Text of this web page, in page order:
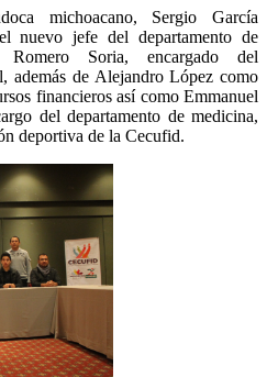
michoacano, Sergio García
nuevo jefe del departamento de
Romero Soria, encargado del
además de Alejandro López como
financieros así como Emmanuel
del departamento de medicina,
deportiva de la Cecufid.